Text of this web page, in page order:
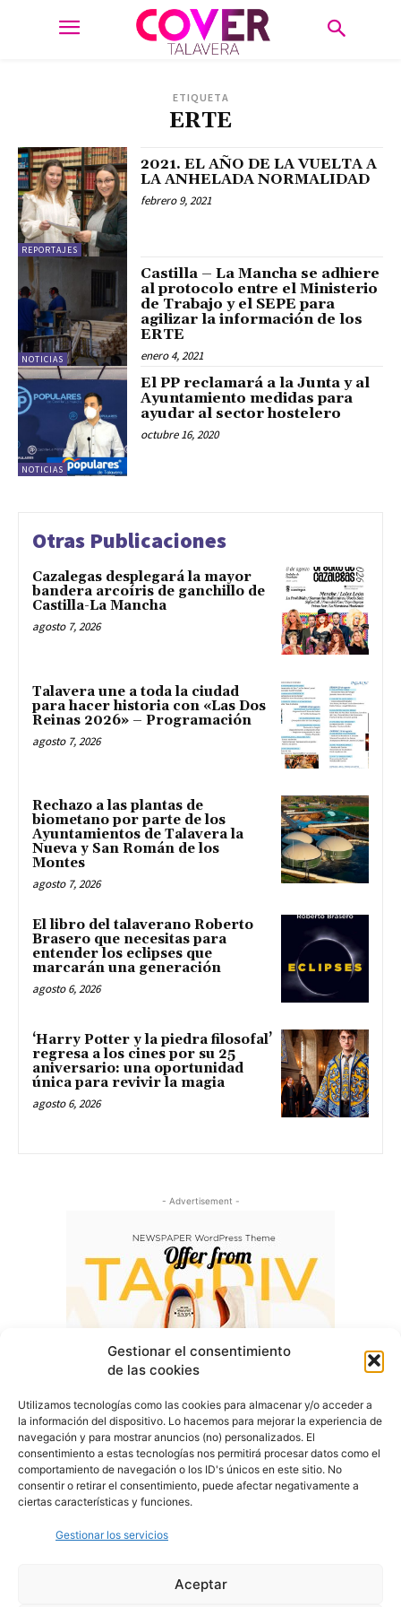
Gestionar el consentimiento
de las cookies
Utilizamos tecnologías como las cookies para almacenar y/o acceder a
la información del dispositivo. Lo hacemos para mejorar la experiencia de
navegación y para mostrar anuncios (no) personalizados. El
consentimiento a estas tecnologías nos permitirá procesar datos como el
comportamiento de navegación o los ID's únicos en este sitio. No
consentir o retirar el consentimiento, puede afectar negativamente a
ciertas características y funciones.
Gestionar los servicios
Aceptar
ETIQUETA
ERTE
REPORTAJES
2021. EL AÑO DE LA VUELTA A
LA ANHELADA NORMALIDAD
febrero 9, 2021
NOTICIAS
Castilla – La Mancha se adhiere
al protocolo entre el Ministerio
de Trabajo y el SEPE para
agilizar la información de los
ERTE
enero 4, 2021
NOTICIAS
El PP reclamará a la Junta y al
Ayuntamiento medidas para
ayudar al sector hostelero
octubre 16, 2020
Otras Publicaciones
Cazalegas desplegará la mayor
bandera arcoíris de ganchillo de
Castilla-La Mancha
agosto 7, 2026
Talavera une a toda la ciudad
para hacer historia con «Las Dos
Reinas 2026» – Programación
agosto 7, 2026
Rechazo a las plantas de
biometano por parte de los
Ayuntamientos de Talavera la
Nueva y San Román de los
Montes
agosto 7, 2026
El libro del talaverano Roberto
Brasero que necesitas para
entender los eclipses que
marcarán una generación
agosto 6, 2026
‘Harry Potter y la piedra filosofal’
regresa a los cines por su 25
aniversario: una oportunidad
única para revivir la magia
agosto 6, 2026
- Advertisement -